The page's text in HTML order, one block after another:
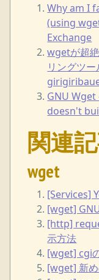
Why am I
(using
Exchange
wgetが超
リングツ
GNU
doesn't
関連
wget
[Services]
[wget]
[http]
示方法
[wget] cgi
[wget] 新